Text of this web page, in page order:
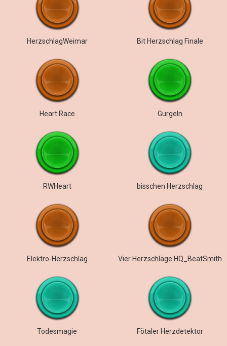
HerzschlagWeimar Bit Herzschlag Finale
Heart Race Gurgeln
RWHeart bisschen Herzschlag
Elektro-Herzschlag Vier Herzschläge HQ_BeatSmith
Todesmagie Fötaler Herzdetektor